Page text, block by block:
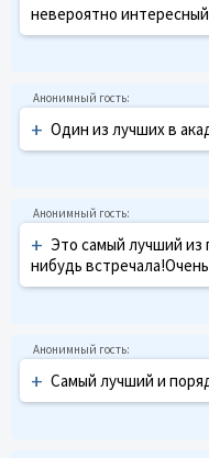
невероятно
+ Один из лучших в
+ Это самый лучший из
нибудь
+ Самый лучший и